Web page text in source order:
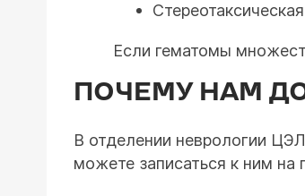
Если гематомы
ПОЧЕМУ НАМ
В отделении неврологии
можете записаться к ним